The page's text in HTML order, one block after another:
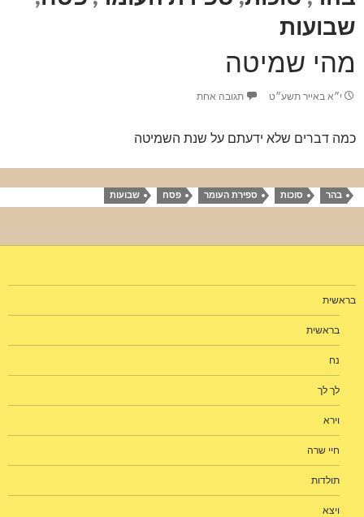
שבועות
מהי שמיטה
י״א באייר תשע״ט תגובה אחת
כמה דברים שלא ידעתם על שנת השמיטה
בהר סוכות ספירת העומר פסח שבועות
בראשית
בראשית
נח
לך לך
וירא
חיי שרה
תולדות
ויצא